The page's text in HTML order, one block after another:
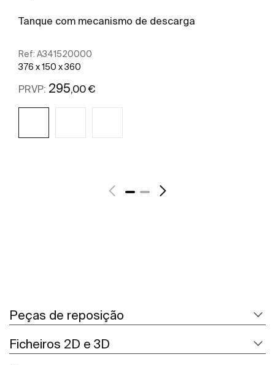
Tanque com mecanismo de descarga
Ref: A341520000
376 x 150 x 360
PRVP: 295,00 €
Peças de reposição
Ficheiros 2D e 3D